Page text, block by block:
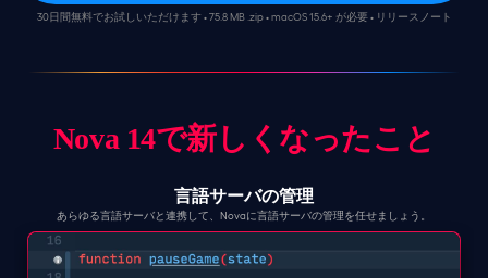
30日間無料でお試しいただけます • 75.8 MB .zip • macOS 15.6+ が必要 • リリースノート
Nova 14で新しくなったこと
言語サーバの管理
あらゆる言語サーバと連携して、Novaに言語サーバの管理を任せましょう。